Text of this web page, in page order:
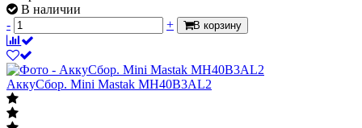
В наличии
-
+ В корзину
АккуСбор. Mini Mastak MH40B3AL2